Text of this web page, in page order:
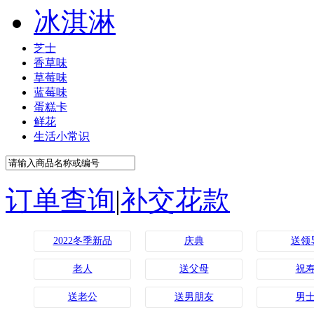
冰淇淋
芝士
香草味
草莓味
蓝莓味
蛋糕卡
鲜花
生活小常识
订单查询|补交花款
2022冬季新品 庆典 送领
老人 送父母 祝
送老公 送男朋友 男